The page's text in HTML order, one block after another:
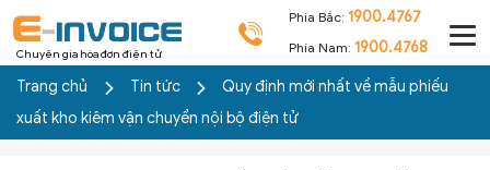
Chuyên gia hóa đơn điện tử
Phía Bắc: 1900.4767
Phía Nam: 1900.4768
Trang chủ Tin tức
Quy định mới nhất về mẫu phiếu
xuất kho kiêm vận chuyển nội bộ điện tử